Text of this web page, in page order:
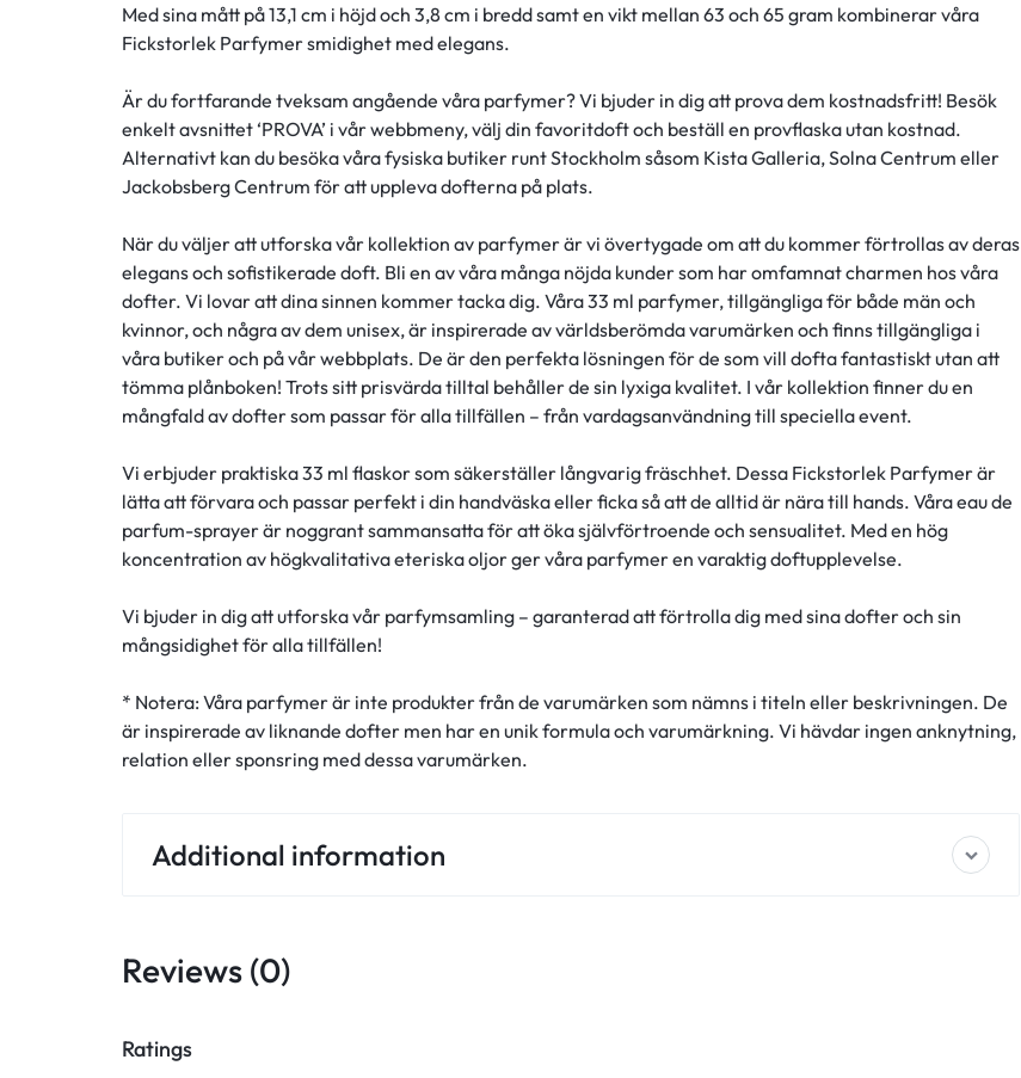
Additional information
Med sina mått på 13,1 cm i höjd och 3,8 cm i bredd samt en vikt mellan 63 och 65 gram kombinerar våra
Fickstorlek Parfymer smidighet med elegans.
Är du fortfarande tveksam angående våra parfymer? Vi bjuder in dig att prova dem kostnadsfritt! Besök
enkelt avsnittet ‘PROVA’ i vår webbmeny, välj din favoritdoft och beställ en provflaska utan kostnad.
Alternativt kan du besöka våra fysiska butiker runt Stockholm såsom Kista Galleria, Solna Centrum eller
Jackobsberg Centrum för att uppleva dofterna på plats.
När du väljer att utforska vår kollektion av parfymer är vi övertygade om att du kommer förtrollas av deras
elegans och sofistikerade doft. Bli en av våra många nöjda kunder som har omfamnat charmen hos våra
dofter. Vi lovar att dina sinnen kommer tacka dig. Våra 33 ml parfymer, tillgängliga för både män och
kvinnor, och några av dem unisex, är inspirerade av världsberömda varumärken och finns tillgängliga i
våra butiker och på vår webbplats. De är den perfekta lösningen för de som vill dofta fantastiskt utan att
tömma plånboken! Trots sitt prisvärda tilltal behåller de sin lyxiga kvalitet. I vår kollektion finner du en
mångfald av dofter som passar för alla tillfällen – från vardagsanvändning till speciella event.
Vi erbjuder praktiska 33 ml flaskor som säkerställer långvarig fräschhet. Dessa Fickstorlek Parfymer är
lätta att förvara och passar perfekt i din handväska eller ficka så att de alltid är nära till hands. Våra eau de
parfum-sprayer är noggrant sammansatta för att öka självförtroende och sensualitet. Med en hög
koncentration av högkvalitativa eteriska oljor ger våra parfymer en varaktig doftupplevelse.
Vi bjuder in dig att utforska vår parfymsamling – garanterad att förtrolla dig med sina dofter och sin
mångsidighet för alla tillfällen!
* Notera: Våra parfymer är inte produkter från de varumärken som nämns i titeln eller beskrivningen. De
är inspirerade av liknande dofter men har en unik formula och varumärkning. Vi hävdar ingen anknytning,
relation eller sponsring med dessa varumärken.
Reviews (0)
Ratings